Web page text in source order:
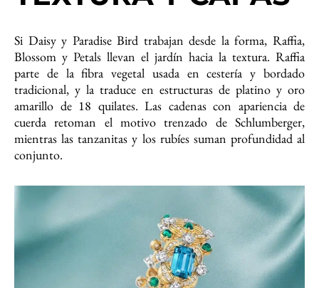
Si Daisy y Paradise Bird trabajan desde la forma, Raffia,
Blossom y Petals llevan el jardín hacia la textura. Raffia
parte de la fibra vegetal usada en cestería y bordado
tradicional, y la traduce en estructuras de platino y oro
amarillo de 18 quilates. Las cadenas con apariencia de
cuerda retoman el motivo trenzado de Schlumberger,
mientras las tanzanitas y los rubíes suman profundidad al
conjunto.